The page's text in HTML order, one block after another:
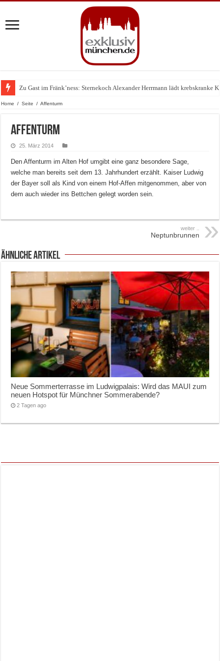
Zu Gast im Fränk’ness: Sternekoch Alexander Herrmann lädt krebskranke
Warum München gerade zum Treffpunkt der Lingerie-Branche wurde
Home / Seite / Affenturm
Affenturm
25. März 2014
Den Affenturm im Alten Hof umgibt eine ganz besondere Sage,
welche man bereits seit dem 13. Jahrhundert erzählt. Kaiser Ludwig
der Bayer soll als Kind von einem Hof-Affen mitgenommen, aber von
dem auch wieder ins Bettchen gelegt worden sein.
weiter ..
Neptunbrunnen
ähnliche Artikel
Neue Sommerterrasse im Ludwigpalais: Wird das MAUI zum
neuen Hotspot für Münchner Sommerabende?
2 Tagen ago